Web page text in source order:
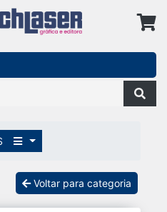
Voltar para categoria